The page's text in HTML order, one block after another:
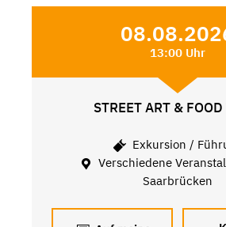
13:00 Uhr
STREET ART &
Exkursion /
Verschiedene
Saarbrücken